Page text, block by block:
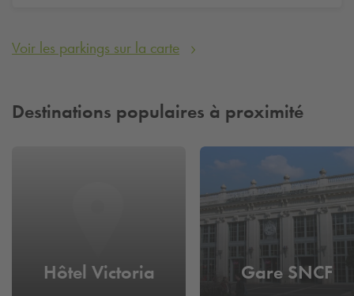
Voir les parkings sur la carte
Destinations populaires à proximité
Hôtel Victoria Gare SNCF